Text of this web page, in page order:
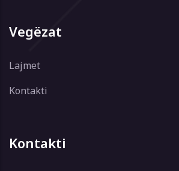
Vegëzat
Lajmet
Kontakti
Kontakti